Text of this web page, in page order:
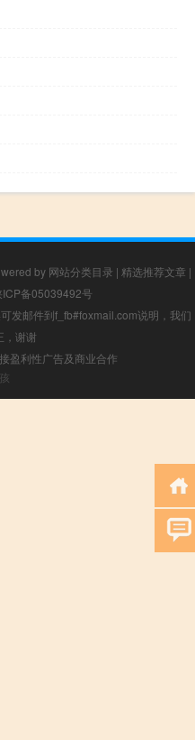
by 网站分类目录 | 精选推荐文章 |
ICP备05039492号
发邮件到f_fb#foxmail.com说明，我们
，谢谢
盈利性广告及商业合作